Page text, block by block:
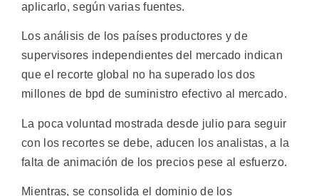
aplicarlo, según varias fuentes.
Los análisis de los países productores y de
supervisores independientes del mercado indican
que el recorte global no ha superado los dos
millones de bpd de suministro efectivo al mercado.
La poca voluntad mostrada desde julio para seguir
con los recortes se debe, aducen los analistas, a la
falta de animación de los precios pese al esfuerzo.
Mientras, se consolida el dominio de los